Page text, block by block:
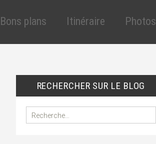
Bons plans
Réduction assurance
Toutes les réductions
Hygiène et santé
Itinéraire Photos
RECHERCHER SUR LE BLOG
e